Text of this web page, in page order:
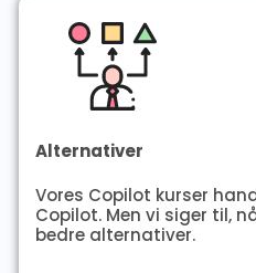
Alternativer
Vores Copilot kurser
Copilot. Men vi siger til,
bedre alternativer.